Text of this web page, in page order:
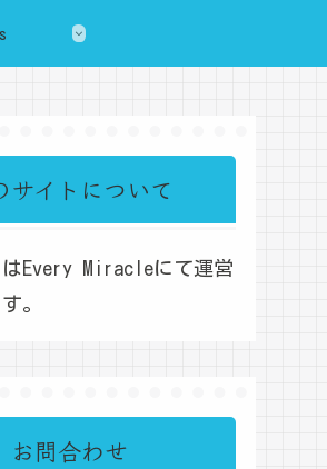
サイトについて
はEvery Miracleにて運営
。
お問合わせ